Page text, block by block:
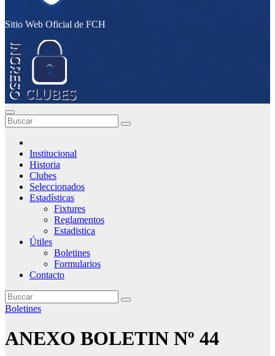
Sitio Web Oficial de FCH
Institucional
Historia
Clubes
Seleccionados
Estadísticas
Fixtures
Reglamentos
Estadistica
Útiles
Boletines
Formularios
Contacto
Boletines
ANEXO BOLETIN Nº 44